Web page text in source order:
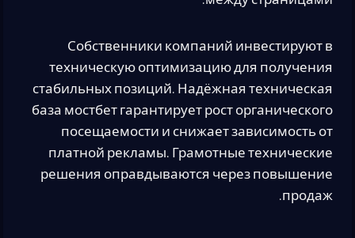
Собственники компаний инвестируют в
техническую оптимизацию для получения
стабильных позиций. Надёжная техническая
база мостбет гарантирует рост органического
посещаемости и снижает зависимость от
платной рекламы. Грамотные технические
решения оправдываются через повышение
продаж.